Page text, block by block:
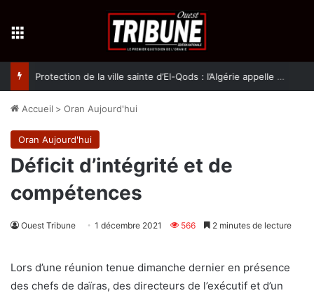
Protection de la ville sainte d’El-Qods : l’Algérie appelle à une action collective
Accueil > Oran Aujourd'hui
Oran Aujourd'hui
Déficit d’intégrité et de
compétences
Ouest Tribune 1 décembre 2021 566 2 minutes de lecture
Lors d’une réunion tenue dimanche dernier en présence
des chefs de daïras, des directeurs de l’exécutif et d’un